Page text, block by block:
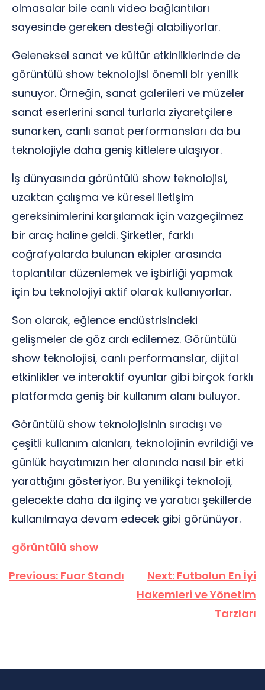
olmasalar bile canlı video bağlantıları
sayesinde gereken desteği alabiliyorlar.
Geleneksel sanat ve kültür etkinliklerinde de
görüntülü show teknolojisi önemli bir yenilik
sunuyor. Örneğin, sanat galerileri ve müzeler
sanat eserlerini sanal turlarla ziyaretçilere
sunarken, canlı sanat performansları da bu
teknolojiyle daha geniş kitlelere ulaşıyor.
İş dünyasında görüntülü show teknolojisi,
uzaktan çalışma ve küresel iletişim
gereksinimlerini karşılamak için vazgeçilmez
bir araç haline geldi. Şirketler, farklı
coğrafyalarda bulunan ekipler arasında
toplantılar düzenlemek ve işbirliği yapmak
için bu teknolojiyi aktif olarak kullanıyorlar.
Son olarak, eğlence endüstrisindeki
gelişmeler de göz ardı edilemez. Görüntülü
show teknolojisi, canlı performanslar, dijital
etkinlikler ve interaktif oyunlar gibi birçok farklı
platformda geniş bir kullanım alanı buluyor.
Görüntülü show teknolojisinin sıradışı ve
çeşitli kullanım alanları, teknolojinin evrildiği ve
günlük hayatımızın her alanında nasıl bir etki
yarattığını gösteriyor. Bu yenilikçi teknoloji,
gelecekte daha da ilginç ve yaratıcı şekillerde
kullanılmaya devam edecek gibi görünüyor.
görüntülü show
Yazı
Previous: Fuar Standı Next: Futbolun En İyi
Hakemleri ve Yönetim
Tarzları